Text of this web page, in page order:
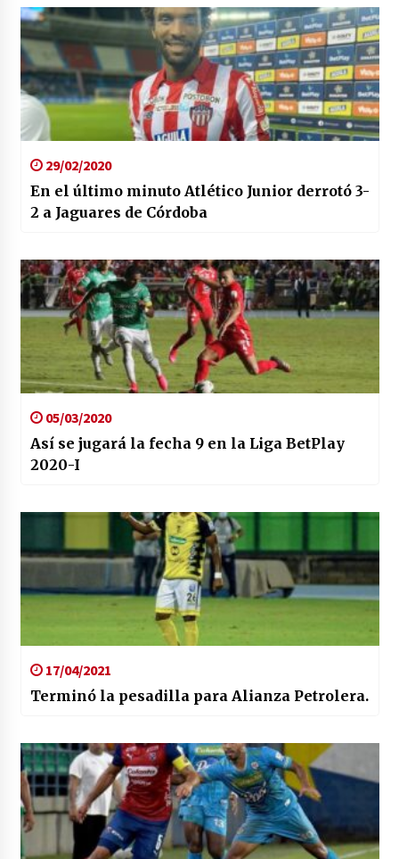
29/02/2020
En el último minuto Atlético Junior derrotó 3-
2 a Jaguares de Córdoba
05/03/2020
Así se jugará la fecha 9 en la Liga BetPlay
2020-I
17/04/2021
Terminó la pesadilla para Alianza Petrolera.